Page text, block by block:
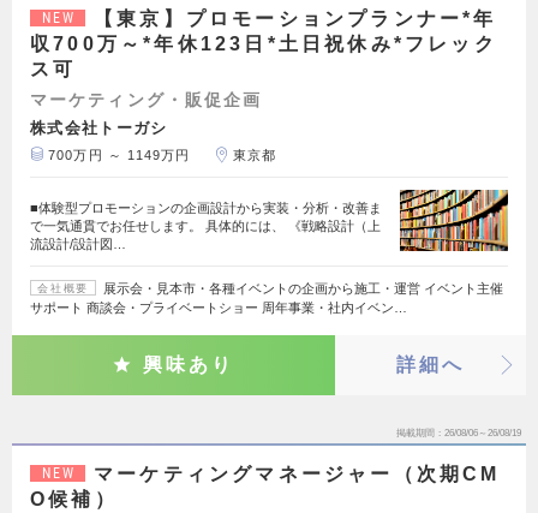
NEW
【東京】プロモーションプランナー*年
収700万～*年休123日*土日祝休み*フレック
ス可
マーケティング・販促企画
株式会社トーガシ
700万円 ～ 1149万円 東京都
■体験型プロモーションの企画設計から実装・分析・改善ま
で一気通貫でお任せします。 具体的には、 《戦略設計（上
流設計/設計図…
会社概要
展示会・見本市・各種イベントの企画から施工・運営 イベント主催
サポート 商談会・プライベートショー 周年事業・社内イベン…
興味あり 詳細へ
掲載期間 26/08/06～26/08/19
NEW
マーケティングマネージャー（次期CM
O候補）